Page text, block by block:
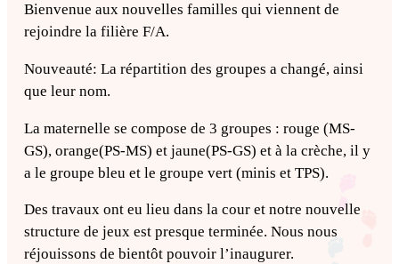
Bienvenue aux nouvelles familles qui viennent de
rejoindre la filière F/A.
Nouveauté: La répartition des groupes a changé, ainsi
que leur nom.
La maternelle se compose de 3 groupes : rouge (MS-
GS), orange(PS-MS) et jaune(PS-GS) et à la crèche, il y
a le groupe bleu et le groupe vert (minis et TPS).
Des travaux ont eu lieu dans la cour et notre nouvelle
structure de jeux est presque terminée. Nous nous
réjouissons de bientôt pouvoir l’inaugurer.